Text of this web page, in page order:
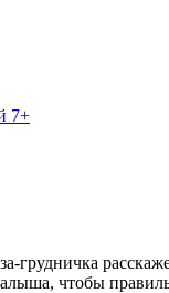
7+
грудничка
чтобы